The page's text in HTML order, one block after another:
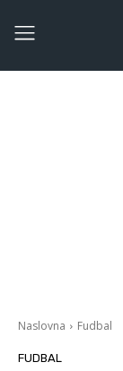
Naslovna Fudbal
FUDBAL